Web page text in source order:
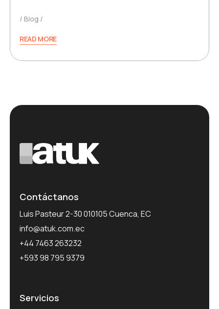
Blog
READ MORE
Contáctanos
Luis Pasteur 2-30 010105 Cuenca, EC
info@atuk.com.ec
+44 7463 263232
+593 98 795 9379
Servicios